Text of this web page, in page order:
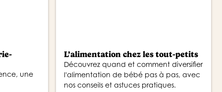
une
L’alimentation chez les tout-petits
Découvrez quand et comment diversifier
l'alimentation de bébé pas à pas, avec
nos conseils et astuces pratiques.